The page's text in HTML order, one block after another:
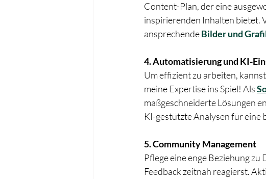
Content-Plan, der eine
inspirierenden Inhalten bietet.
ansprechende Bilder und
4. Automatisierung und KI-
Um effizient zu arbeiten,
meine Expertise ins Spiel! Als
maßgeschneiderte Lösungen
KI-gestützte Analysen für eine
5. Community Management
Pflege eine enge Beziehung
Feedback zeitnah reagierst.